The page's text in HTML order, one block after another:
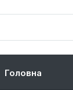
Головна